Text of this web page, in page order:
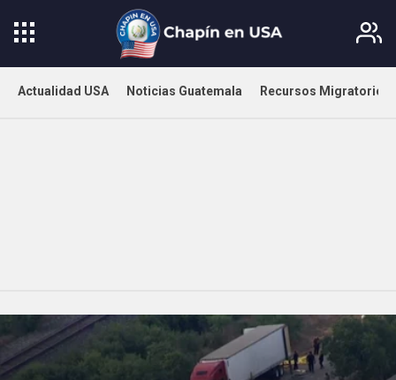
Actualidad USA Noticias Guatemala Recursos Migratorios